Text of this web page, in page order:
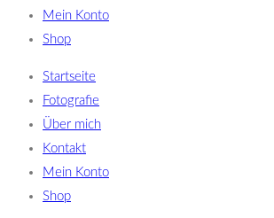
Mein Konto
Shop
Startseite
Fotografie
Über mich
Kontakt
Mein Konto
Shop